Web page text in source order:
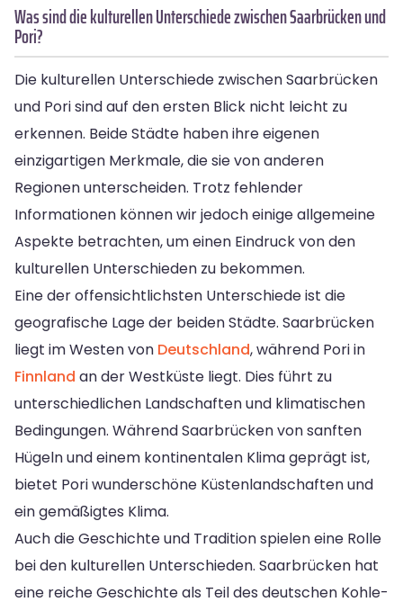
Was sind die kulturellen Unterschiede zwischen Saarbrücken und
Pori?
Die kulturellen Unterschiede zwischen Saarbrücken
und Pori sind auf den ersten Blick nicht leicht zu
erkennen. Beide Städte haben ihre eigenen
einzigartigen Merkmale, die sie von anderen
Regionen unterscheiden. Trotz fehlender
Informationen können wir jedoch einige allgemeine
Aspekte betrachten, um einen Eindruck von den
kulturellen Unterschieden zu bekommen.
Eine der offensichtlichsten Unterschiede ist die
geografische Lage der beiden Städte. Saarbrücken
liegt im Westen von Deutschland, während Pori in
Finnland an der Westküste liegt. Dies führt zu
unterschiedlichen Landschaften und klimatischen
Bedingungen. Während Saarbrücken von sanften
Hügeln und einem kontinentalen Klima geprägt ist,
bietet Pori wunderschöne Küstenlandschaften und
ein gemäßigtes Klima.
Auch die Geschichte und Tradition spielen eine Rolle
bei den kulturellen Unterschieden. Saarbrücken hat
eine reiche Geschichte als Teil des deutschen Kohle-